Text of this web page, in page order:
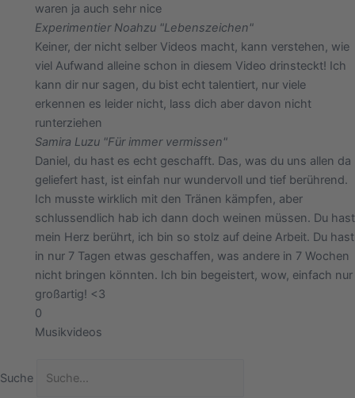
waren ja auch sehr nice
Experimentier Noahzu "Lebenszeichen"
Keiner, der nicht selber Videos macht, kann verstehen, wie
viel Aufwand alleine schon in diesem Video drinsteckt! Ich
kann dir nur sagen, du bist echt talentiert, nur viele
erkennen es leider nicht, lass dich aber davon nicht
runterziehen
Samira Luzu "Für immer vermissen"
Daniel, du hast es echt geschafft. Das, was du uns allen da
geliefert hast, ist einfah nur wundervoll und tief berührend.
Ich musste wirklich mit den Tränen kämpfen, aber
schlussendlich hab ich dann doch weinen müssen. Du hast
mein Herz berührt, ich bin so stolz auf deine Arbeit. Du hast
in nur 7 Tagen etwas geschaffen, was andere in 7 Wochen
nicht bringen könnten. Ich bin begeistert, wow, einfach nur
großartig! <3
0
Musikvideos
Suche